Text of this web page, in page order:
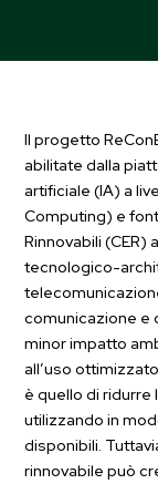
Il progetto
abilitate dalla
artificiale (IA) a
Computing) e
Rinnovabili
tecnologico-
comunicazione e
minor impatto
all’uso
è quello di
utilizzando in
disponibili.
rinnovabile può